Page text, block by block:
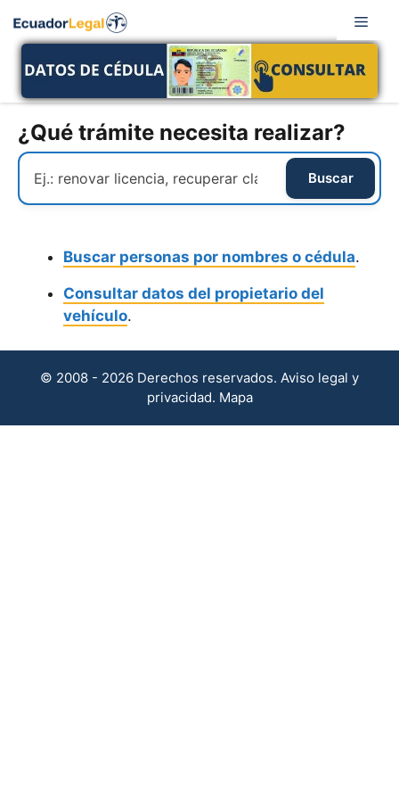
¿Qué trámite necesita realizar?
Buscar personas por nombres o cédula.
Consultar datos del propietario del
vehículo.
© 2008 - 2026 Derechos reservados. Aviso legal y
privacidad. Mapa